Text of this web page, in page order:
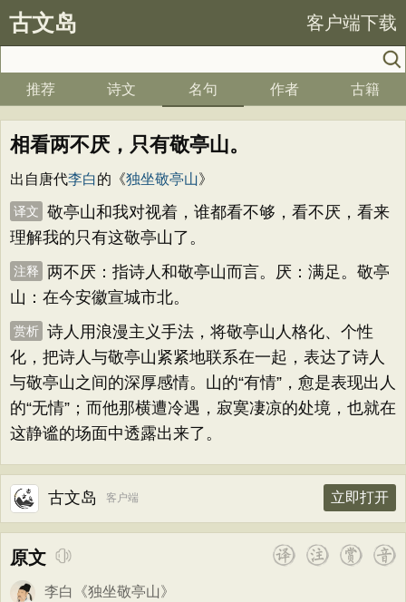
古文岛 客户端下载
推荐 诗文 名句 作者 古籍
相看两不厌，只有敬亭山。
出自唐代李白的《独坐敬亭山》
译文
敬亭山和我对视着，谁都看不够，看不厌，看来
理解我的只有这敬亭山了。
注释
两不厌：指诗人和敬亭山而言。厌：满足。敬亭
山：在今安徽宣城市北。
赏析 诗人用浪漫主义手法，将敬亭山人格化、个性
化，把诗人与敬亭山紧紧地联系在一起，表达了诗人
与敬亭山之间的深厚感情。山的“有情”，愈是表现出人
的“无情”；而他那横遭冷遇，寂寞凄凉的处境，也就在
这静谧的场面中透露出来了。
古文岛 客户端 立即打开
原文
李白 《独坐敬亭山》